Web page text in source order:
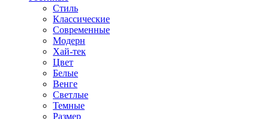
Стиль
Классические
Современные
Модерн
Хай-тек
Цвет
Белые
Венге
Светлые
Темные
Размер